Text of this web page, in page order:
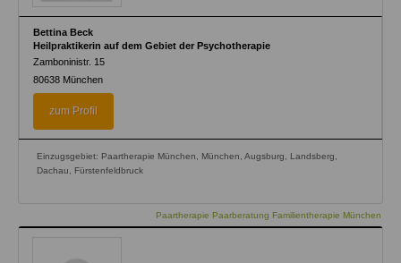
Bettina Beck
Heilpraktikerin auf dem Gebiet der Psychotherapie
Zamboninistr. 15
80638 München
zum Profil
Einzugsgebiet: Paartherapie München, München, Augsburg, Landsberg,
Dachau, Fürstenfeldbruck
Paartherapie Paarberatung Familientherapie München